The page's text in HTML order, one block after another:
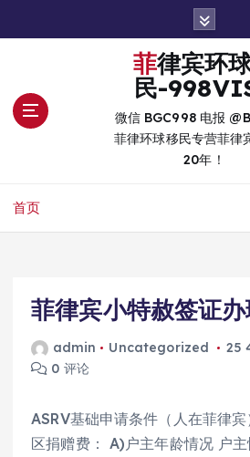
菲律宾环球移
民-
微信 BGC998 电报
菲律环球移民专营菲律
20年！
首页
菲律宾小特赦签证
admin Uncategorized
25
0 评论
ASRV基础申请条件（人在菲律
区捐赠费： A)户主年龄情况 户